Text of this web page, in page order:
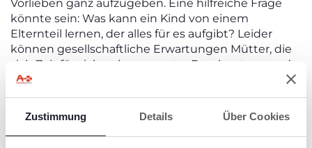
Zustimmung Details Über Cookies
Vorlieben ganz aufzugeben. Eine hilfreiche Frage
könnte sein: Was kann ein Kind von einem
Elternteil lernen, der alles für es aufgibt? Leider
können gesellschaftliche Erwartungen Mütter, die
sich Zeit für sich nehmen, unter Druck setzen und
das Gefühl vermitteln, egoistisch zu sein. Doch
wenn Sie auf sich hören, werden Sie erkennen:Ein
neues Gleichgewicht ist durchaus möglich.